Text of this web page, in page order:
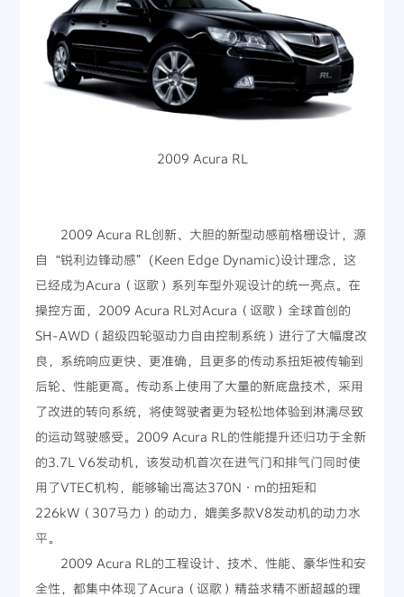
2009 Acura RL
2009 Acura RL创新、大胆的新型动感前格栅设计，源
自“锐利边锋动感”(Keen Edge Dynamic)设计理念，这
已经成为Acura（讴歌）系列车型外观设计的统一亮点。在
操控方面，2009 Acura RL对Acura（讴歌）全球首创的
SH-AWD（超级四轮驱动力自由控制系统）进行了大幅度改
良，系统响应更快、更准确，且更多的传动系扭矩被传输到
后轮、性能更高。传动系上使用了大量的新底盘技术，采用
了改进的转向系统，将使驾驶者更为轻松地体验到淋漓尽致
的运动驾驶感受。2009 Acura RL的性能提升还归功于全新
的3.7L V6发动机，该发动机首次在进气门和排气门同时使
用了VTEC机构，能够输出高达370N·m的扭矩和
226kW（307马力）的动力，媲美多款V8发动机的动力水
平。
2009 Acura RL的工程设计、技术、性能、豪华性和安
全性，都集中体现了Acura（讴歌）精益求精不断超越的理